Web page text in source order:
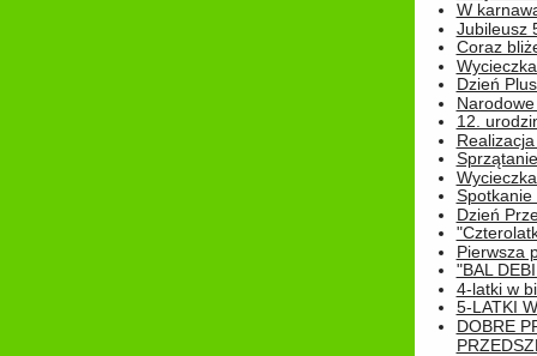
W
Jubileusz
Coraz
Dzień
12.
Spotkanie
Dzień
Pierwsza
"BAL
4-latki w
5-LATKI
DOBRE